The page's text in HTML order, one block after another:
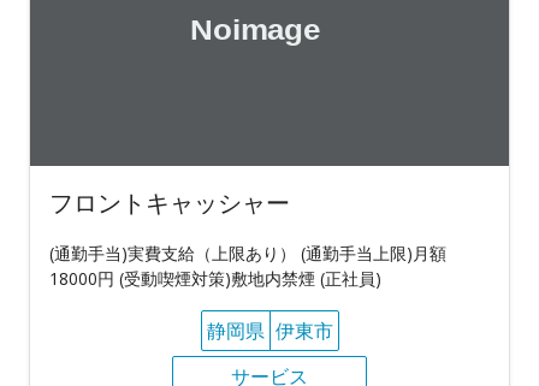
フロントキャッシャー
(通勤手当)実費支給（上限あり） (通勤手当上限)月額
18000円 (受動喫煙対策)敷地内禁煙 (正社員)
静岡県 伊東市
サービス